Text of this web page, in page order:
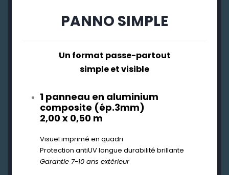
PANNO SIMPLE
Un format passe-partout
simple et visible
1 panneau en aluminium
composite (ép.3mm)
2,00 x 0,50 m
Visuel imprimé en quadri
Protection antiUV longue durabilité brillante
Garantie 7-10 ans extérieur